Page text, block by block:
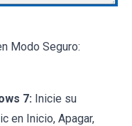
Modo Seguro:
7: Inicie su
en Inicio, Apagar,